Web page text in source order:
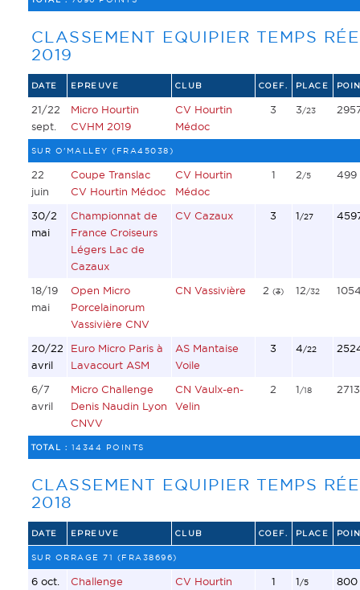
CLASSEMENT EQUIPIER TEMPS
2019
DATE EPREUVE CLUB COEF. PLACE
21/22
sept.
Micro Hourtin
CVHM 2019
CV Hourtin
Médoc
3 3/23
SUR O'MALLEY (FRA45038)
22
juin
Coupe Translac
CV Hourtin Médoc
CV Hourtin
Médoc
1 2/5 499
30/2
mai
Championnat de
France Croiseurs
Légers Lac de
Cazaux
CV Cazaux 3 1/27
18/19
mai
Open Micro
Porcelainorum
Vassivière CNV
CN Vassivière 2(3) 12/32
20/22
avril
Euro Micro Paris à
Lavacourt ASM
AS Mantaise
Voile
3 4/22
6/7
avril
Micro Challenge
Denis Naudin Lyon
CNVV
CN Vaulx-en-
Velin
2 1/18 2713
TOTAL : 14344 POINTS
CLASSEMENT EQUIPIER TEMPS
2018
DATE EPREUVE CLUB COEF. PLACE
SUR ORRAGE 71 (FRA38696)
6 oct.
Challenge
CV Hourtin
1 1/5 800